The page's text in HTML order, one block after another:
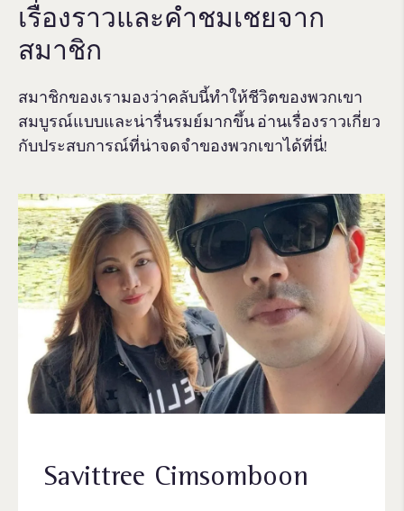
Savittree Cimsomboon
เรื่องราวและคําชมเชยจาก
สมาชิก
สมาชิกของเรามองว่าคลับนี้ทำให้ชีวิตของพวกเขา
สมบูรณ์แบบและน่ารื่นรมย์มากขึ้น อ่านเรื่องราวเกี่ยว
กับประสบการณ์ที่น่าจดจําของพวกเขาได้ที่นี่!